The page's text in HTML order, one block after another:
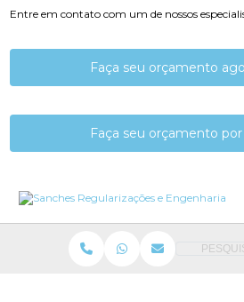
Entre em contato com um de nossos
Faça seu orçamento
Faça seu orçamento